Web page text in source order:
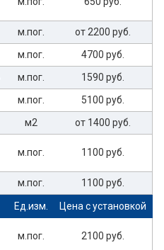
м.пог.
от 2200 руб.
м.пог.
4700 руб.
м.пог.
1590 руб.
м.пог.
5100 руб.
м2
от 1400 руб.
м.пог. 1100 руб.
м.пог. 1100 руб.
Ед.изм.
Цена с установкой
м.пог. 2100 руб.